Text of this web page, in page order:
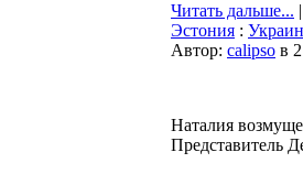
Читать дальше...
Эстония :
Автор: calipso в
Наталия
Представитель